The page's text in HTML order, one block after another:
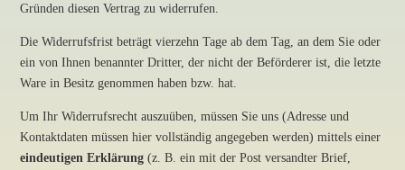
Gründen diesen Vertrag zu widerrufen.
Die Widerrufsfrist beträgt vierzehn Tage ab dem Tag, an dem Sie oder
ein von Ihnen benannter Dritter, der nicht der Beförderer ist, die letzte
Ware in Besitz genommen haben bzw. hat.
Um Ihr Widerrufsrecht auszuüben, müssen Sie uns (Adresse und
Kontaktdaten müssen hier vollständig angegeben werden) mittels einer
eindeutigen Erklärung(z. B. ein mit der Post versandter Brief,